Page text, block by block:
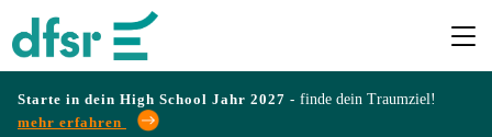
Starte in dein High School Jahr 2027 - finde dein Traumziel!
mehr erfahren